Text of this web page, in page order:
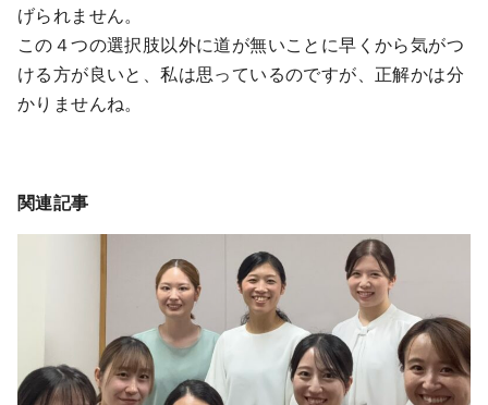
げられません。
この４つの選択肢以外に道が無いことに早くから気がつ
ける方が良いと、私は思っているのですが、正解かは分
かりませんね。
関連記事